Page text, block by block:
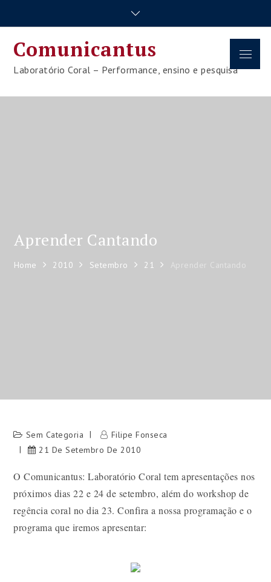
Comunicantus
Laboratório Coral – Performance, ensino e pesquisa
Menu
Aprender Cantando
Home 2010 Setembro 21 Aprender Cantando
Sem Categoria
Filipe Fonseca
21 De Setembro De 2010
O Comunicantus: Laboratório Coral tem apresentações nos
próximos dias 22 e 24 de setembro, além do workshop de
regência coral no dia 23. Confira a nossa programação e o
programa que iremos apresentar: